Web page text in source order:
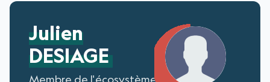
Julien
DESIAGE